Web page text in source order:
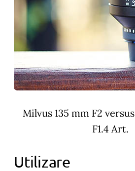
Milvus 135 mm F2
F1.4 Art.
Utilizare